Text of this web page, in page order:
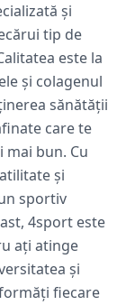
și
tip de
este la
și colagenul
sănătății
care te
mai bun. Cu
și
sportiv
4sport este
ați atinge
și
fiecare